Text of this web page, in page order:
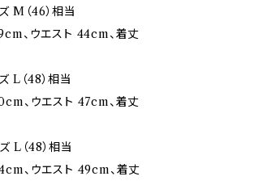
M（46）相当
、ウエスト 44cm、着丈
L（48）相当
、ウエスト 47cm、着丈
L（48）相当
、ウエスト 49cm、着丈